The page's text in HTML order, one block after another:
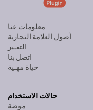
معلومات عنا
أصول العلامة التجارية
التغيير
اتصل بنا
حياة مهنية
حالات الاستخدام
موضة